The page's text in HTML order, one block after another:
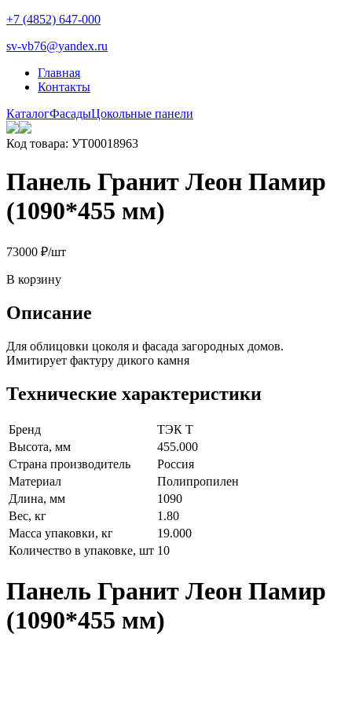
+7 (4852) 647-000
sv-vb76@yandex.ru
Главная
Контакты
КаталогФасадыЦокольные панели
Код товара: УТ00018963
Панель Гранит Леон Памир
(1090*455 мм)
73000 ₽/шт
В корзину
Описание
Для облицовки цоколя и фасада загородных домов.
Имитирует фактуру дикого камня
Технические характеристики
Бренд
ТЭК Т
Высота, мм
455.000
Страна производитель
Россия
Материал
Полипропилен
Длина, мм
1090
Вес, кг
1.80
Масса упаковки, кг
19.000
Количество в упаковке, шт 10
Панель Гранит Леон Памир
(1090*455 мм)